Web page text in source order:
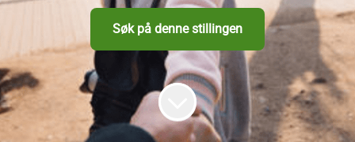
Søk på denne stillingen